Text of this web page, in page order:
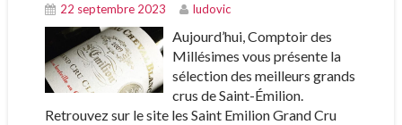
22 septembre 2023 ludovic
Aujourd’hui, Comptoir des
Millésimes vous présente la
sélection des meilleurs grands
crus de Saint-Émilion.
Retrouvez sur le site les Saint Emilion Grand Cru